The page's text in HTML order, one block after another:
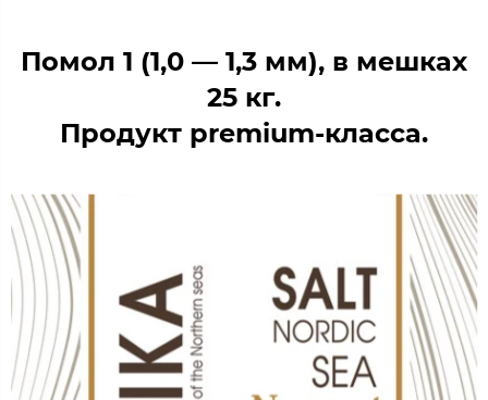
Помол 1 (1,0 — 1,3 мм), в мешках
25 кг.
Продукт premium-класса.